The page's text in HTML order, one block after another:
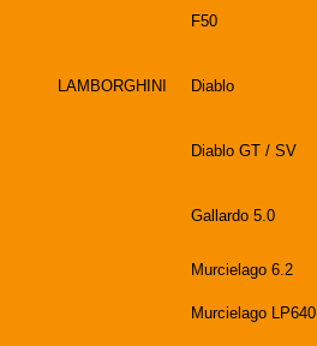
F50
LAMBORGHINI Diablo
Diablo GT / SV
Gallardo 5.0
Murcielago 6.2
Murcielago LP640